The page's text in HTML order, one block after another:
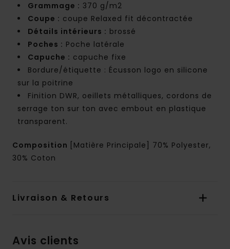
Grammage : 370 g/m2
Coupe : coupe Relaxed fit décontractée
Détails intérieurs : brossé
Poches : Poche latérale
Capuche : capuche fixe
Bordure/étiquette : Écusson logo en silicone
sur la poitrine
Finition DWR, oeillets métalliques, cordons de
serrage ton sur ton avec embout en plastique
transparent.
Composition
[Matière Principale] 70% Polyester,
30% Coton
Livraison & Retours
Avis clients